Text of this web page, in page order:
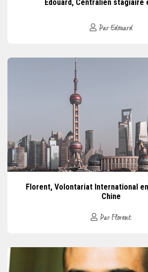
Edouard, Centralien stagiaire
Par Edouard
Florent, Volontariat International
Chine
Par Florent